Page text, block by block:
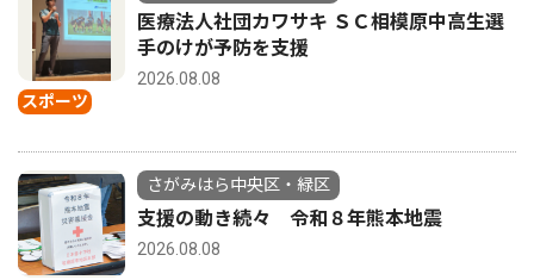
スポーツ
医療法人社団カワサキ ＳＣ相模原中高生選
手のけが予防を支援
2026.08.08
さがみはら中央区・緑区
支援の動き続々 令和８年熊本地震
2026.08.08